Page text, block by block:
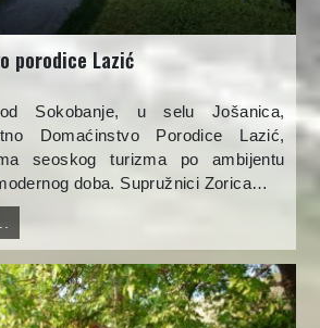
porodice Lazić
Sokobanje, u selu Jošanica,
Domaćinstvo Porodice Lazić,
seoskog turizma po ambijentu
doba. Supružnici Zorica…